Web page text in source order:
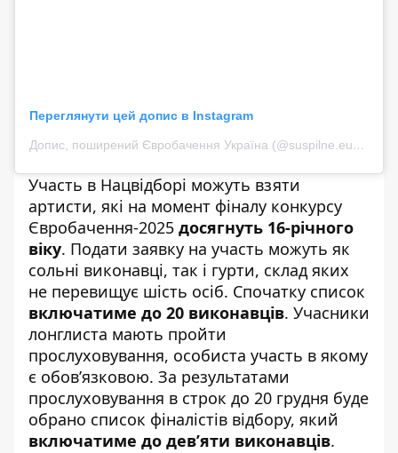
Переглянути цей допис в Instagram
Допис, поширений Євробачення Україна (@suspilne.eurovision)
Участь в Нацвідборі можуть взяти
артисти, які на момент фіналу конкурсу
Євробачення-2025 досягнуть 16-річного
віку. Подати заявку на участь можуть як
сольні виконавці, так і гурти, склад яких
не перевищує шість осіб. Спочатку список
включатиме до 20 виконавців. Учасники
лонглиста мають пройти
прослуховування, особиста участь в якому
є обов’язковою. За результатами
прослуховування в строк до 20 грудня буде
обрано список фіналістів відбору, який
включатиме до дев’яти виконавців.